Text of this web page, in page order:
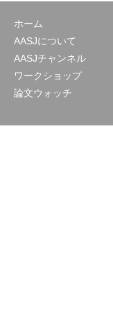
ホーム
AASJについて
AASJチャンネル
ワークショップ
論文ウォッチ